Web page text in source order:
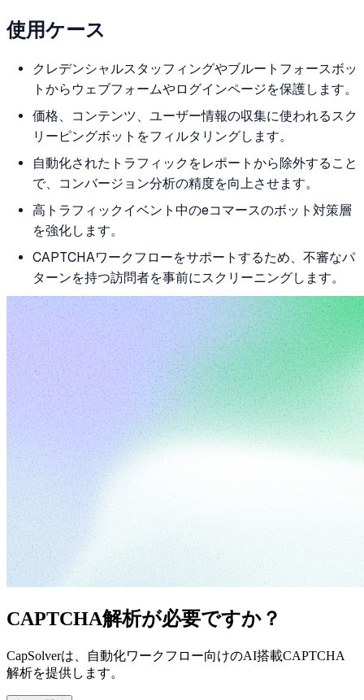
使用ケース
クレデンシャルスタッフィングやブルートフォースボッ
トからウェブフォームやログインページを保護します。
価格、コンテンツ、ユーザー情報の収集に使われるスク
リーピングボットをフィルタリングします。
自動化されたトラフィックをレポートから除外すること
で、コンバージョン分析の精度を向上させます。
高トラフィックイベント中のeコマースのボット対策層
を強化します。
CAPTCHAワークフローをサポートするため、不審なパ
ターンを持つ訪問者を事前にスクリーニングします。
CAPTCHA解析が必要ですか？
CapSolverは、自動化ワークフロー向けのAI搭載CAPTCHA
解析を提供します。